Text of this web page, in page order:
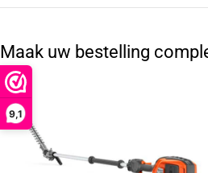
9,1
Maak uw bestelling